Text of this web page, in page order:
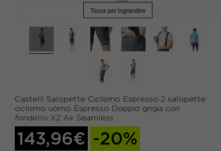
Tocca per ingrandire
Castelli Salopette Ciclismo Espresso 2 salopette
ciclismo uomo Espresso Doppio grigia con
fondello X2 Air Seamless
143,96€ -20%